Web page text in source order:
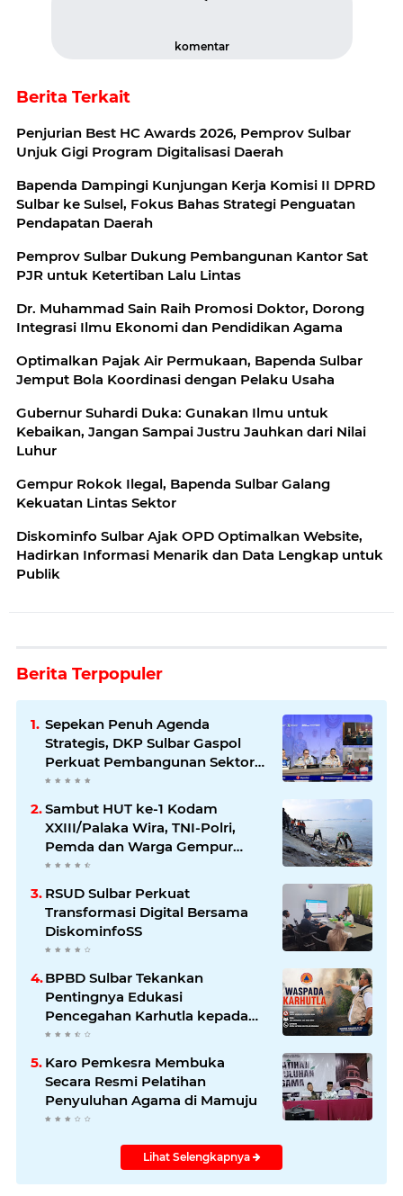
komentar
Berita Terkait
Penjurian Best HC Awards 2026, Pemprov Sulbar
Unjuk Gigi Program Digitalisasi Daerah
Bapenda Dampingi Kunjungan Kerja Komisi II DPRD
Sulbar ke Sulsel, Fokus Bahas Strategi Penguatan
Pendapatan Daerah
Pemprov Sulbar Dukung Pembangunan Kantor Sat
PJR untuk Ketertiban Lalu Lintas
Dr. Muhammad Sain Raih Promosi Doktor, Dorong
Integrasi Ilmu Ekonomi dan Pendidikan Agama
Optimalkan Pajak Air Permukaan, Bapenda Sulbar
Jemput Bola Koordinasi dengan Pelaku Usaha
Gubernur Suhardi Duka: Gunakan Ilmu untuk
Kebaikan, Jangan Sampai Justru Jauhkan dari Nilai
Luhur
Gempur Rokok Ilegal, Bapenda Sulbar Galang
Kekuatan Lintas Sektor
Diskominfo Sulbar Ajak OPD Optimalkan Website,
Hadirkan Informasi Menarik dan Data Lengkap untuk
Publik
Berita Terpopuler
Sepekan Penuh Agenda
Strategis, DKP Sulbar Gaspol
Perkuat Pembangunan Sektor
Kelautan dan Perikanan
Sambut HUT ke-1 Kodam
XXIII/Palaka Wira, TNI-Polri,
Pemda dan Warga Gempur
Sampah di Pantai Bahari
RSUD Sulbar Perkuat
Transformasi Digital Bersama
DiskominfoSS
BPBD Sulbar Tekankan
Pentingnya Edukasi
Pencegahan Karhutla kepada
Masyarakat
Karo Pemkesra Membuka
Secara Resmi Pelatihan
Penyuluhan Agama di Mamuju
Lihat Selengkapnya